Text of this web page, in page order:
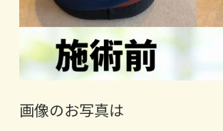
画像のお写真は